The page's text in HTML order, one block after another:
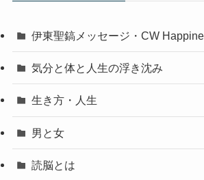
伊東聖鎬メッセージ・CW
気分と体と人生の浮き沈み
生き方・人生
男と女
読脳とは